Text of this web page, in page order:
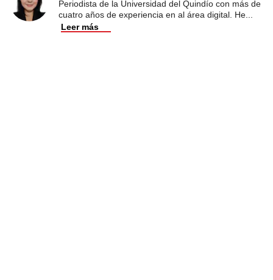
Periodista de la Universidad del Quindío con más de
cuatro años de experiencia en al área digital. He
Leer más